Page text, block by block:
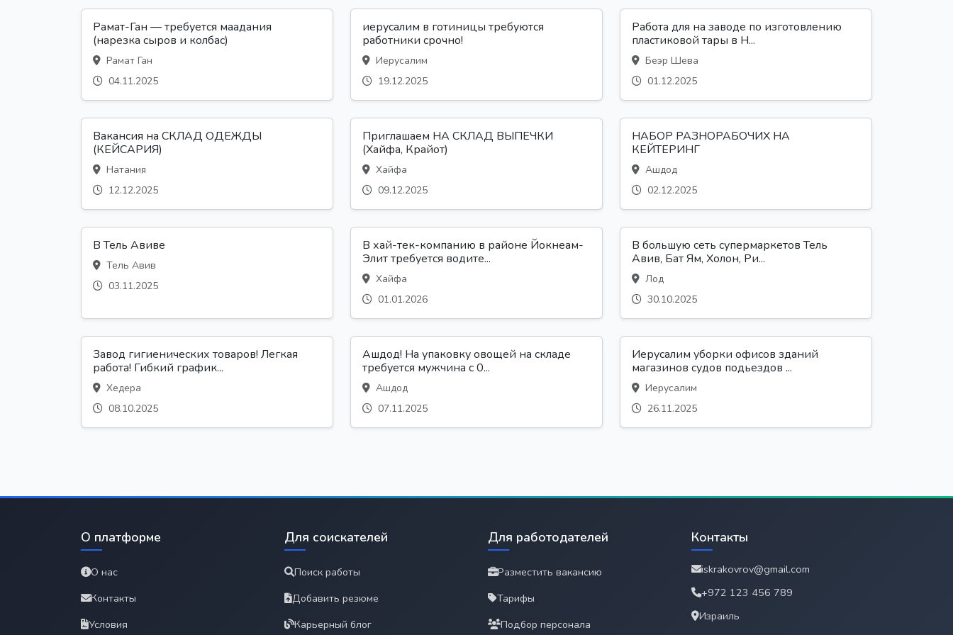
Рамат-Ган — требуется маадания
(нарезка сыров и колбас)
Рамат Ган
04.11.2025
иерусалим в готиницы требуются
работники срочно!
Иерусалим
19.12.2025
Работа для на заводе по изготовлению
пластиковой тары в Н...
Беэр Шева
01.12.2025
Вакансия на СКЛАД ОДЕЖДЫ
(КЕЙСАРИЯ)
Натания
12.12.2025
Приглашаем НА СКЛАД ВЫПЕЧКИ
(Хайфа, Крайот)
Хайфа
09.12.2025
НАБОР РАЗНОРАБОЧИХ НА
КЕЙТЕРИНГ
Ашдод
02.12.2025
В Тель Авиве
Тель Авив
03.11.2025
В хай-тек-компанию в районе Йокнеам-
Элит требуется водите...
Хайфа
01.01.2026
В большую сеть супермаркетов Тель
Авив, Бат Ям, Холон, Ри...
Лод
30.10.2025
Завод гигиенических товаров! Легкая
работа! Гибкий график...
Хедера
08.10.2025
Ашдод! На упаковку овощей на складе
требуется мужчина с 0...
Ашдод
07.11.2025
Иерусалим уборки офисов зданий
магазинов судов подьездов ...
Иерусалим
26.11.2025
О платформе
О нас
Контакты
Условия
Для соискателей
Поиск работы
Добавить резюме
Карьерный блог
Для работодателей
Разместить вакансию
Тарифы
Подбор персонала
Контакты
iskrakovrov@gmail.com
+972 123 456 789
Израиль